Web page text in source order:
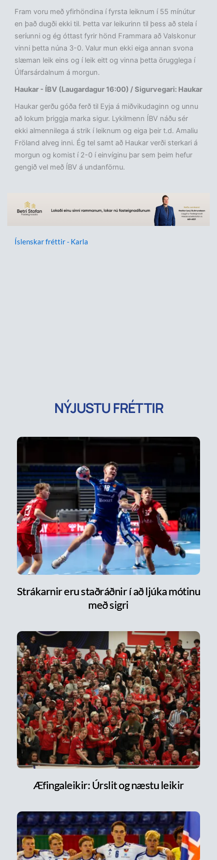
Fram voru með yfirhöndina í fyrsta leiknum í 55 mínútur
en það dugði ekki til. Þetta var leikurinn til þess að stela í
seríunni og ég óttast fyrir hönd Frammara að Valskonur
vinni þetta núna 3-0. Valur mun ekki eiga annan svona
slæman leik eins og í leik eitt og vinna þetta örugglega í
Úlfarsárdalnum á morgun.
Haukar - ÍBV (Laugardagur 16:00) / Sigurvegari: Haukar
Haukar gerðu góða ferð til Eyja á miðvikudaginn og unnu
að lokum þriggja marka sigur. Lykilmenn ÍBV náðu sér
ekki almennilega á strik í leiknum og eiga þeir t.d. Amaliu
Fröland alveg inni. Ég tel samt að Haukar verði sterkari á
morgun og komist í 2-0 í einvíginu þar sem þeim hefur
gengið vel með ÍBV á undanförnu.
Íslenskar fréttir - Karla
NÝJUSTU FRÉTTIR
Strákarnir eru staðráðnir í að ljúka mótinu
með sigri
Æfingaleikir: Úrslit og næstu leikir